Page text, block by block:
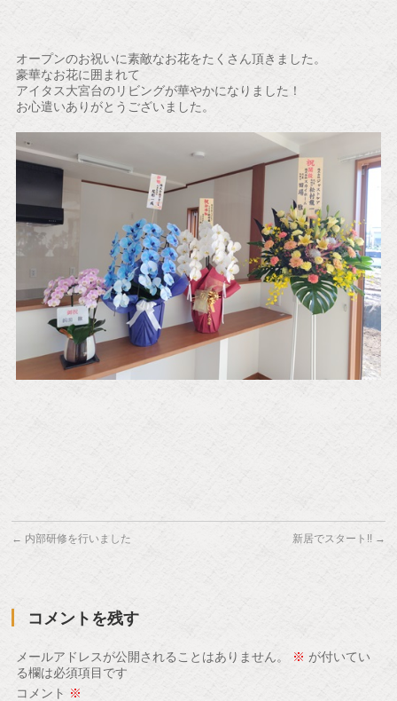
オープンのお祝いに素敵なお花をたくさん頂きました。
豪華なお花に囲まれて
アイタス大宮台のリビングが華やかになりました！
お心遣いありがとうございました。
← 内部研修を行いました 新居でスタート!! →
コメントを残す
メールアドレスが公開されることはありません。 ※ が付いてい
る欄は必須項目です
コメント ※